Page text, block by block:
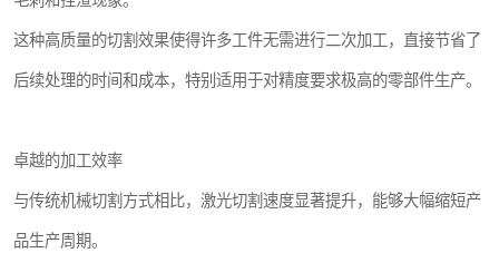
这种高质量的切割效果使得许多工件无需进行二次加工，直接节省了
后续处理的时间和成本，特别适用于对精度要求极高的零部件生产。
卓越的加工效率
与传统机械切割方式相比，激光切割速度显著提升，能够大幅缩短产
品生产周期。